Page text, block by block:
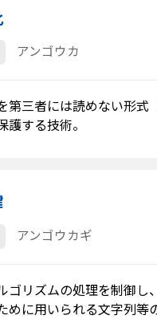
アンゴウカ
第三者には読めない形式
護する技術。
アンゴウカギ
ゴリズムの処理を制御し
めに用いられる文字列等